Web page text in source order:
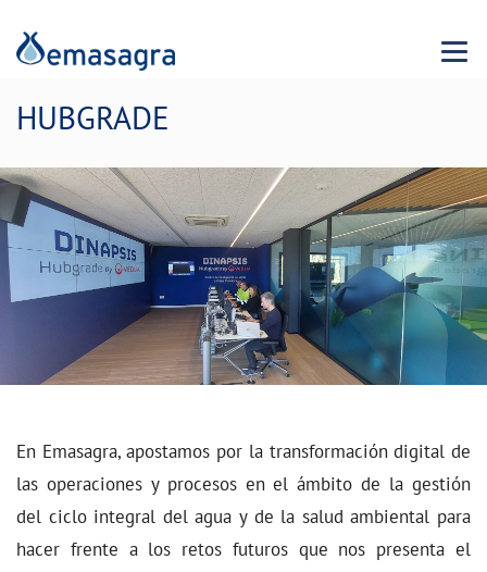
Menu
HUBGRADE
En Emasagra, apostamos por la transformación digital de
las operaciones y procesos en el ámbito de la gestión
del ciclo integral del agua y de la salud ambiental para
hacer frente a los retos futuros que nos presenta el